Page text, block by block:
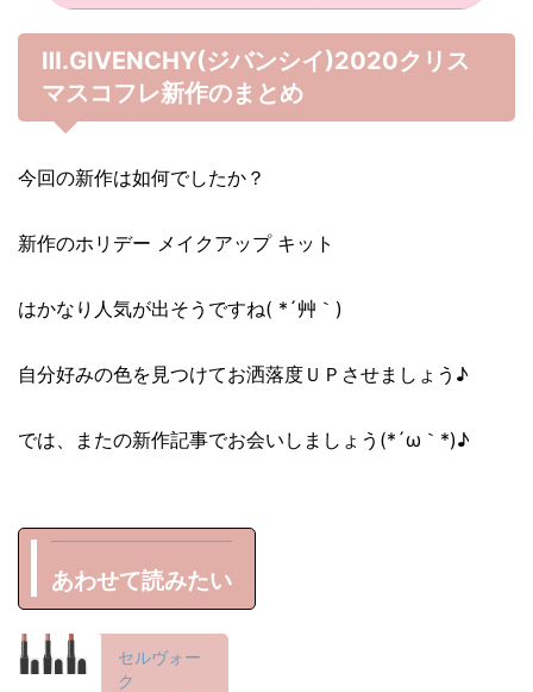
Ⅲ.GIVENCHY(ジバンシイ)2020クリス
マスコフレ新作のまとめ
今回の新作は如何でしたか？
新作のホリデー メイクアップ キット
はかなり人気が出そうですね( *´艸｀)
自分好みの色を見つけてお洒落度ＵＰさせましょう♪
では、またの新作記事でお会いしましょう(*´ω｀*)♪
あわせて読みたい
セルヴォー
ク